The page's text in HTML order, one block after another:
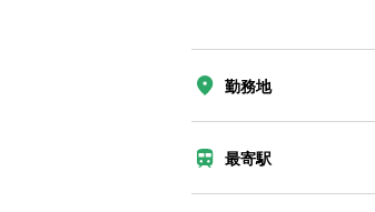
勤務地
最寄駅